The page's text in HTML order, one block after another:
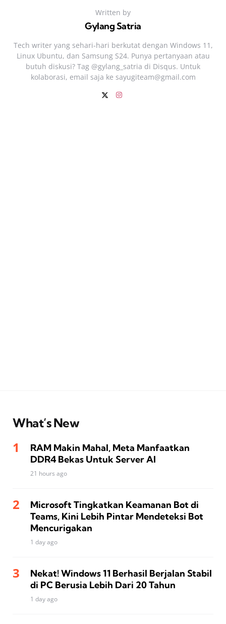
Written by
Gylang Satria
Tech writer yang sehari‑hari berkutat dengan Windows 11,
Linux Ubuntu, dan Samsung S24. Punya pertanyaan atau
butuh diskusi? Tag @gylang_satria di Disqus. Untuk
kolaborasi, email saja ke sayugiteam@gmail.com
What’s New
RAM Makin Mahal, Meta Manfaatkan
DDR4 Bekas Untuk Server AI
21 hours ago
Microsoft Tingkatkan Keamanan Bot di
Teams, Kini Lebih Pintar Mendeteksi Bot
Mencurigakan
1 day ago
Nekat! Windows 11 Berhasil Berjalan Stabil
di PC Berusia Lebih Dari 20 Tahun
1 day ago